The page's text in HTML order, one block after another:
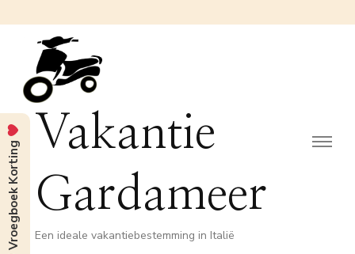
Vakantie
Gardameer
Een ideale vakantiebestemming in Italië
Vroegboek Korting